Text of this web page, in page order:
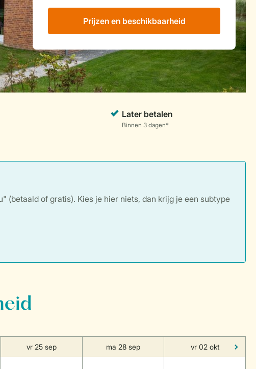
Prijzen en beschikbaarheid
(betaald of gratis). Kies je hier niets, dan krijg je een subtype
vr 25 sep ma 28 sep vr 02 okt